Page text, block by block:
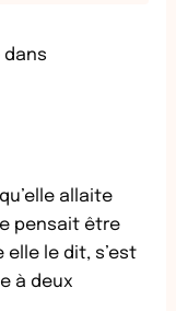
dans
allaite
pensait être
le dit, s’est
à deux